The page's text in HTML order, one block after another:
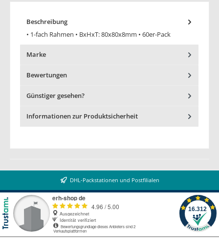
Beschreibung
• 1-fach Rahmen • BxHxT: 80x80x8mm • 60er-Pack
Marke
Bewertungen
Günstiger gesehen?
Informationen zur Produktsicherheit
DHL-Packstationen und Postfilialen